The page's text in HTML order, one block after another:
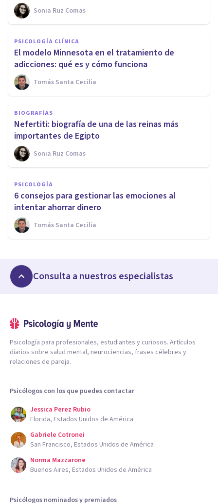
Sonia Ruz Comas
PSICOLOGÍA CLÍNICA
El modelo Minnesota en el tratamiento de
adicciones: qué es y cómo funciona
Tomás Santa Cecilia
BIOGRAFÍAS
Nefertiti: biografía de una de las reinas más
importantes de Egipto
Sonia Ruz Comas
PSICOLOGÍA
6 consejos para gestionar las emociones al
intentar ahorrar dinero
Tomás Santa Cecilia
Consulta a nuestros especialistas
Psicología para profesionales, estudiantes y curiosos. Artículos
diarios sobre salud mental, neurociencias, frases célebres y
relaciones de pareja.
Psicólogos con los que puedes contactar
Jessica Perez Rubio
Florida, Estados Unidos de América
Gabriele Cotronei
San Francisco, Estados Unidos de América
Norma Mazzarone
Buenos Aires, Estados Unidos de América
Psicólogos nominados y premiados